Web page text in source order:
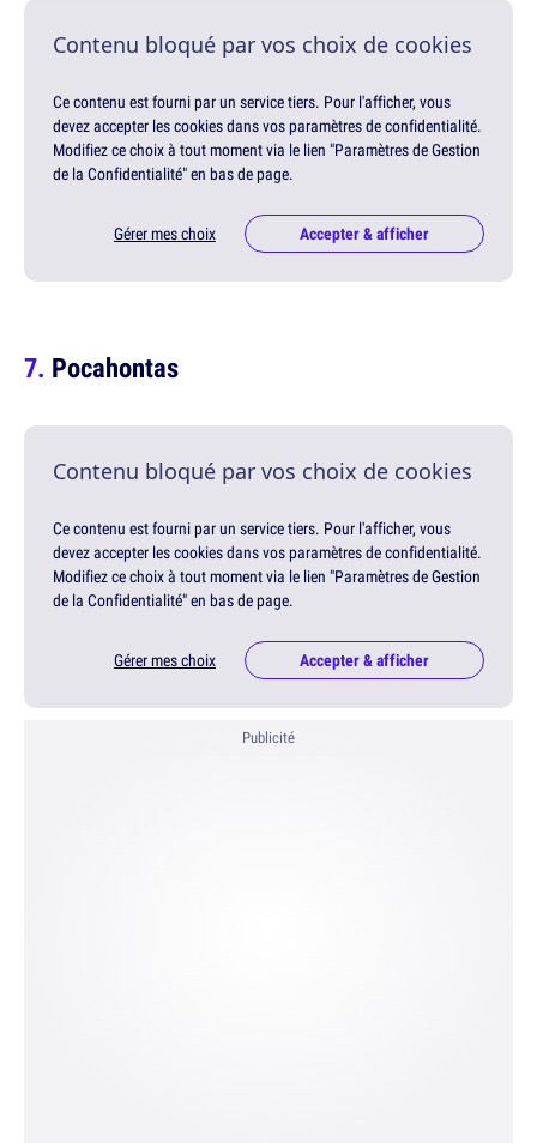
Contenu bloqué par vos choix de cookies
Ce contenu est fourni par un service tiers. Pour l'afficher, vous
devez accepter les cookies dans vos paramètres de confidentialité.
Modifiez ce choix à tout moment via le lien "Paramètres de Gestion
de la Confidentialité" en bas de page.
Gérer mes choix Accepter & afficher
Pocahontas
Contenu bloqué par vos choix de cookies
Ce contenu est fourni par un service tiers. Pour l'afficher, vous
devez accepter les cookies dans vos paramètres de confidentialité.
Modifiez ce choix à tout moment via le lien "Paramètres de Gestion
de la Confidentialité" en bas de page.
Gérer mes choix Accepter & afficher
Publicité